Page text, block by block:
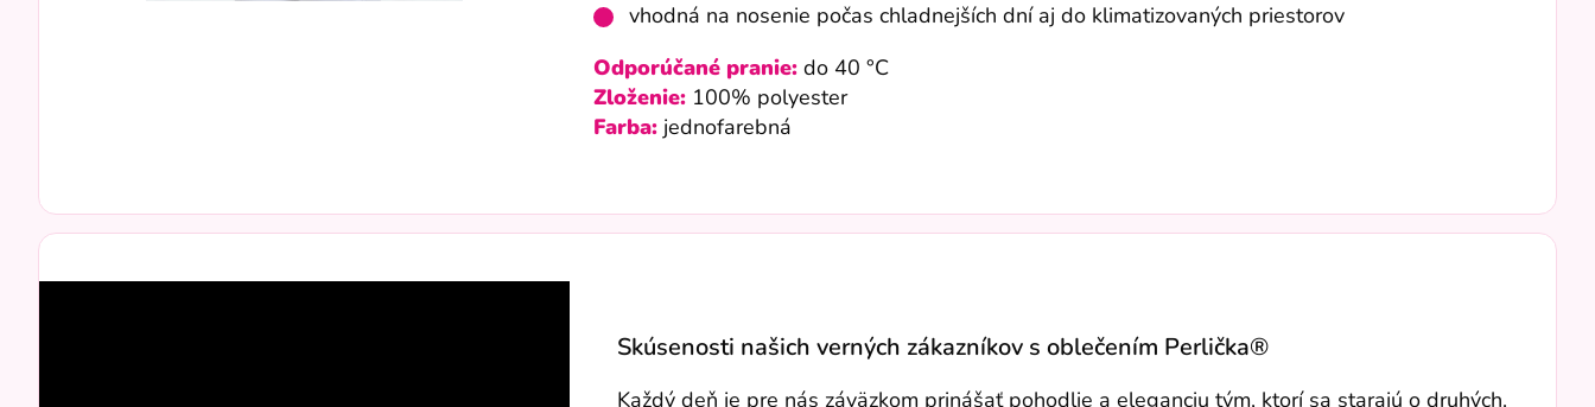
vhodná na nosenie počas chladnejších dní aj do klimatizovaných priestorov
Odporúčané pranie: do 40 °C
Zloženie: 100% polyester
Farba: jednofarebná
Skúsenosti našich verných zákazníkov s oblečením Perlička®
Každý deň je pre nás záväzkom prinášať pohodlie a eleganciu tým, ktorí sa starajú o druhých.